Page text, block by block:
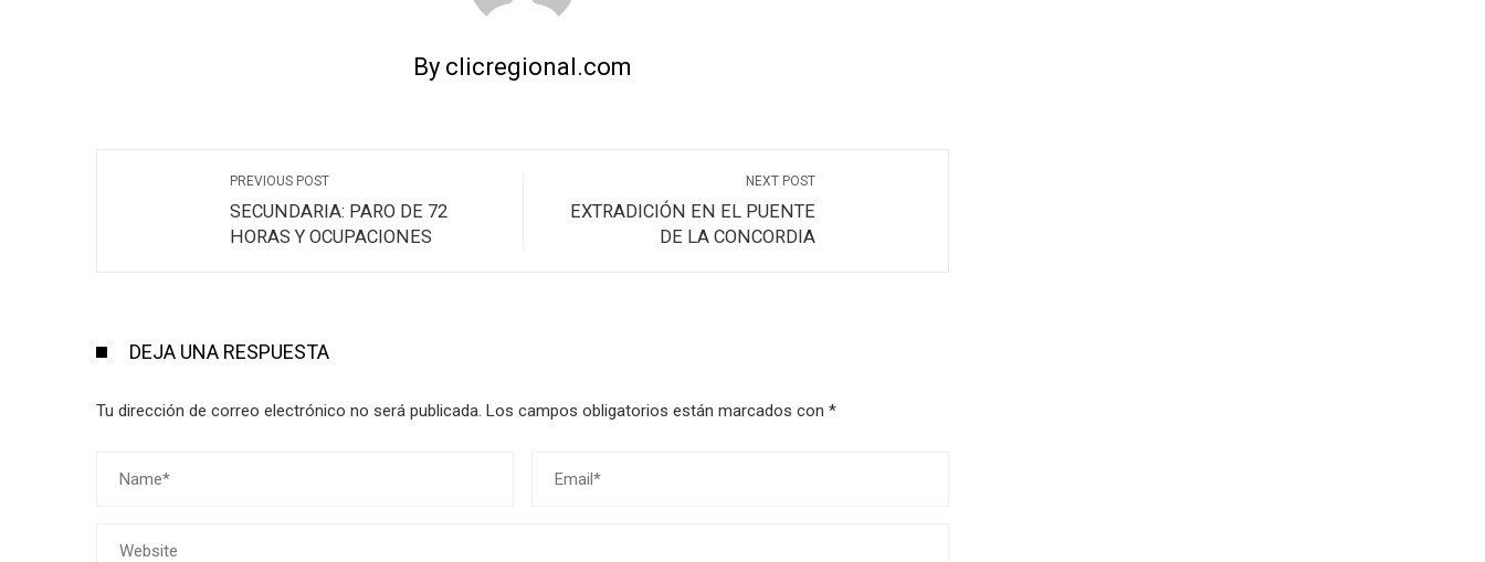
By clicregional.com
PREVIOUS POST
SECUNDARIA: PARO DE 72
HORAS Y OCUPACIONES
NEXT POST
EXTRADICIÓN EN EL PUENTE
DE LA CONCORDIA
DEJA UNA RESPUESTA
Tu dirección de correo electrónico no será publicada. Los campos obligatorios están marcados con *